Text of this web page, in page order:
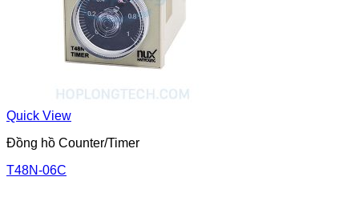
Quick View
Đồng hồ Counter/Timer
T48N-06C